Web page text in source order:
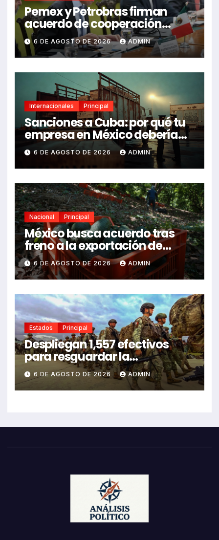
Pemex y Petrobras firman
acuerdo de cooperación
bilateral en Brasilia
6 DE AGOSTO DE 2026 ADMIN
Internacionales Principal
Sanciones a Cuba: por qué tu
empresa en México debería
revisarlas
6 DE AGOSTO DE 2026 ADMIN
Nacional Principal
México busca acuerdo tras
freno a la exportación de
aguacate michoacano
6 DE AGOSTO DE 2026 ADMIN
Estados Principal
Despliegan 1,557 efectivos
para resguardar la
producción aguacatera en
Michoacán
6 DE AGOSTO DE 2026 ADMIN